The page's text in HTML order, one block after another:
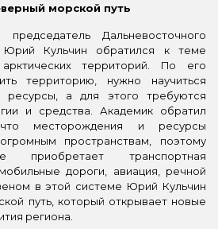
морской путь
Дальневосточного
Юрий Кульчин обратился к теме
территорий. По его
территорию, нужно научиться
ресурсы, а для этого требуются
и средства. Академик обратил
месторождения и ресурсы
пространствам, поэтому
приобретает транспортная
дороги, авиация, речной
в этой системе Юрий Кульчин
путь, который открывает новые
региона.